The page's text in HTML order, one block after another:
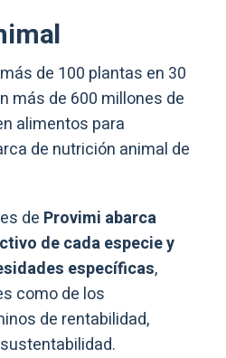
de 100 plantas en 30
más de 600 millones de
alimentos para
de nutrición animal de
de Provimi abarca
de cada especie y
específicas,
como de los
de rentabilidad,